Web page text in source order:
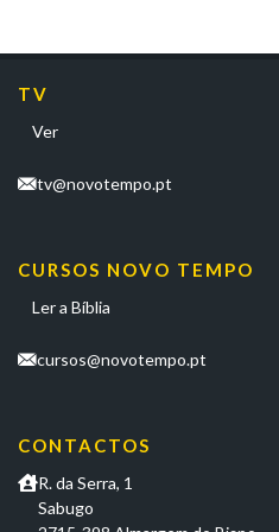
TV
Ver
tv@novotempo.pt
CURSOS NOVO TEMPO
Ler a Bíblia
cursos@novotempo.pt
CONTACTOS
R. da Serra, 1
Sabugo